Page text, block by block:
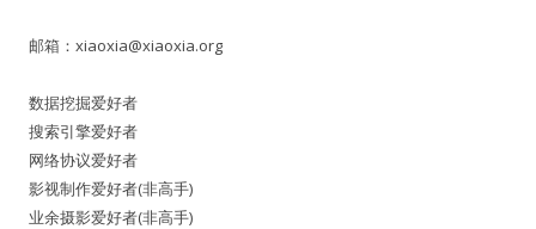
邮箱： xiaoxia@xiaoxia.org
数据挖掘爱好者
搜索引擎爱好者
网络协议爱好者
影视制作爱好者(非高手)
业余摄影爱好者(非高手)